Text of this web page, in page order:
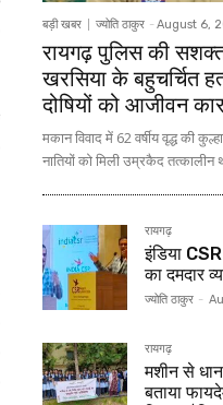
बड़ी खबर ज्योति ठाकुर - August 6,
रायगढ़ पुलिस की
खरसिया के बहुचर्चित
दोषियों को आजीवन
मकान विवाद में 62 वर्षीय वृद्ध की
नातियों को मिली उम्रकैद तत्कालीन
रायगढ़
इंडिया CSR
का दमदार
ज्योति ठाकुर -
रायगढ़
मशीन से धान
बताया